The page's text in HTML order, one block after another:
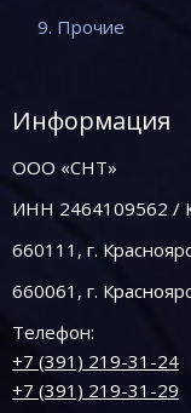
9. Прочие
Информация
ООО «СНТ»
ИНН 2464109562 /
660111, г.
660061, г.
Телефон:
+7 (391) 219-31-24
+7 (391) 219-31-29